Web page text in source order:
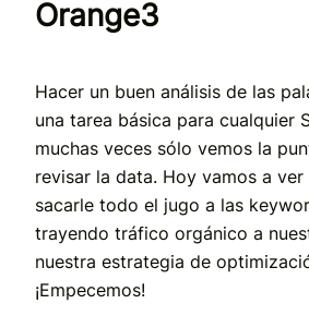
Orange3
Hacer un buen análisis de las
una tarea básica para cualquier
muchas veces sólo vemos la
revisar la data. Hoy vamos a
sacarle todo el jugo a las
trayendo tráfico orgánico a
nuestra estrategia de
¡Empecemos!